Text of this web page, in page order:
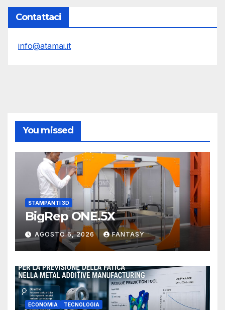
Contattaci
info@atamai.it
You missed
STAMPANTI 3D
BigRep ONE.5X
AGOSTO 6, 2026 FANTASY
ECONOMIA TECNOLOGIA